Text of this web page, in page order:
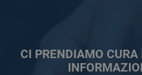
CI PRENDIAMO